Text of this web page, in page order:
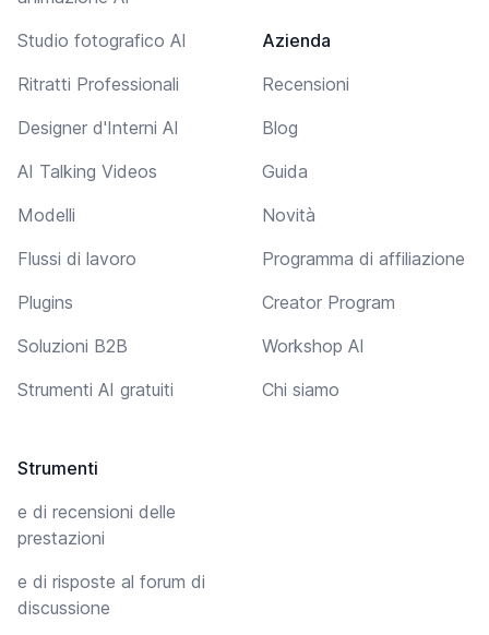
Studio fotografico AI
Ritratti Professionali
Designer d'Interni AI
AI Talking Videos
Modelli
Flussi di lavoro
Plugins
Soluzioni B2B
Strumenti AI gratuiti
Strumenti
e di recensioni delle
prestazioni
e di risposte al forum di
discussione
Azienda
Recensioni
Blog
Guida
Novità
Programma di affiliazione
Creator Program
Workshop AI
Chi siamo